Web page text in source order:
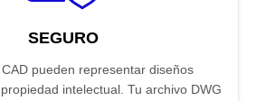
SEGURO
pueden representar diseños
intelectual. Tu archivo DWG